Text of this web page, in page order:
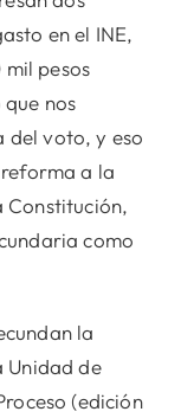
en el INE,
pesos
nos
del voto, y eso
a la
Constitución,
como
la
Unidad de
(edición